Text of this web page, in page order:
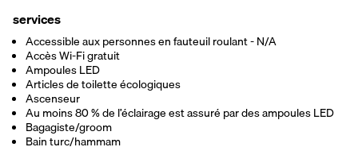
services
Accessible aux personnes en fauteuil roulant - N/A
Accès Wi-Fi gratuit
Ampoules LED
Articles de toilette écologiques
Ascenseur
Au moins 80 % de l’éclairage est assuré par des ampoules LED
Bagagiste/groom
Bain turc/hammam